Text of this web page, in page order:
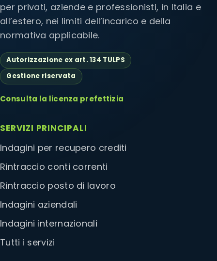
per privati, aziende e professionisti, in Italia e
all’estero, nei limiti dell’incarico e della
normativa applicabile.
Autorizzazione ex art. 134 TULPS
Gestione riservata
Consulta la licenza prefettizia
SERVIZI PRINCIPALI
Indagini per recupero crediti
Rintraccio conti correnti
Rintraccio posto di lavoro
Indagini aziendali
Indagini internazionali
Tutti i servizi